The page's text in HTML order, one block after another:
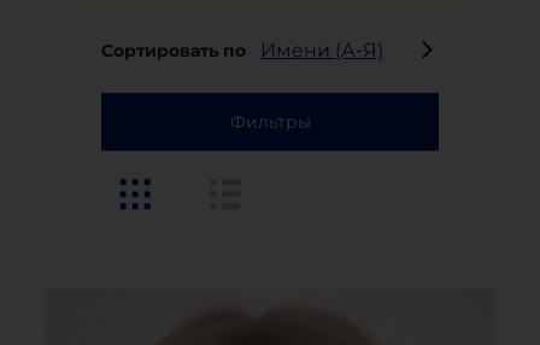
Сортировать по
Фильтры